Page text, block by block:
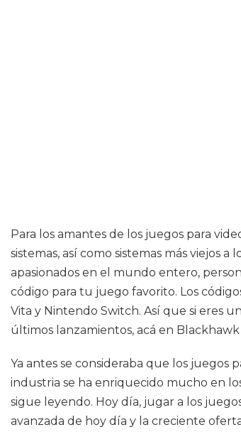
Para los amantes de los juegos para
sistemas, así como sistemas más viejos
apasionados en el mundo entero,
código para tu juego favorito. Los
Vita y Nintendo Switch. Así que si eres
últimos lanzamientos, acá en
Ya antes se consideraba que los juegos
industria se ha enriquecido mucho en
sigue leyendo. Hoy día, jugar a los
avanzada de hoy día y la creciente